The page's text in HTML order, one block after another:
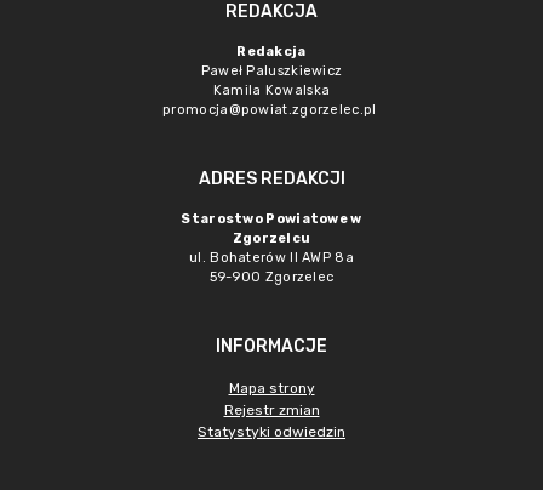
REDAKCJA
Redakcja
Paweł Paluszkiewicz
Kamila Kowalska
promocja@powiat.zgorzelec.pl
ADRES REDAKCJI
Starostwo Powiatowe w
Zgorzelcu
ul. Bohaterów II AWP 8a
59-900 Zgorzelec
INFORMACJE
Mapa strony
Rejestr zmian
Statystyki odwiedzin